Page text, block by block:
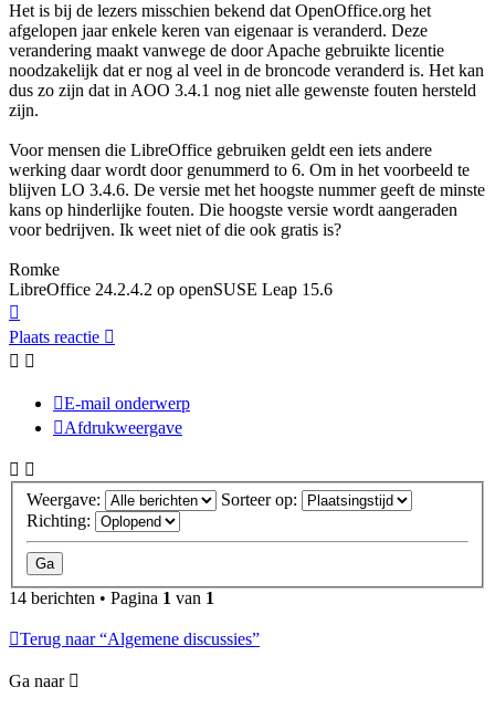
Het is bij de lezers misschien bekend dat OpenOffice.org het
afgelopen jaar enkele keren van eigenaar is veranderd. Deze
verandering maakt vanwege de door Apache gebruikte licentie
noodzakelijk dat er nog al veel in de broncode veranderd is. Het kan
dus zo zijn dat in AOO 3.4.1 nog niet alle gewenste fouten hersteld
zijn.
Voor mensen die LibreOffice gebruiken geldt een iets andere
werking daar wordt door genummerd to 6. Om in het voorbeeld te
blijven LO 3.4.6. De versie met het hoogste nummer geeft de minste
kans op hinderlijke fouten. Die hoogste versie wordt aangeraden
voor bedrijven. Ik weet niet of die ook gratis is?
Romke
LibreOffice 24.2.4.2 op openSUSE Leap 15.6
Plaats reactie
E-mail onderwerp
Afdrukweergave
Weergave:
Sorteer op:
Richting:
14 berichten • Pagina 1 van 1
Terug naar “Algemene discussies”
Ga naar